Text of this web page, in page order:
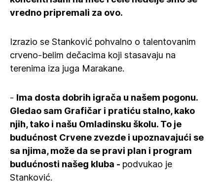
vredno pripremali za ovo.
Izrazio se Stanković pohvalno o talentovanim
crveno-belim dečacima koji stasavaju na
terenima iza juga Marakane.
- Ima dosta dobrih igrača u našem pogonu.
Gledao sam Grafičar i pratiću stalno, kako
njih, tako i našu Omladinsku školu. To je
budućnost Crvene zvezde i upoznavajući se
sa njima, može da se pravi plan i program
budućnosti našeg kluba - podvukao je
Stanković.